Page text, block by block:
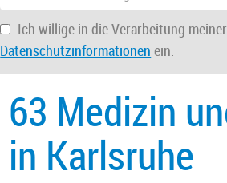
Ich willige in die Verarbeitung
Datenschutzinformationen ein.
63 Medizin
in Karlsruhe